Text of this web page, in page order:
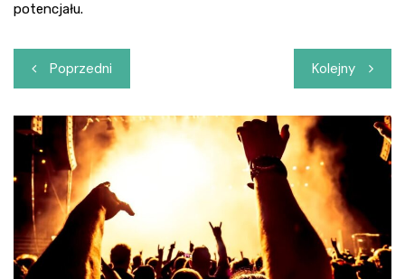
potencjału.
Nawigacja
wpisu
Poprzedni Kolejny